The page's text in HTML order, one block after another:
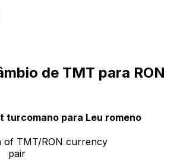
de TMT para RON
turcomano para Leu romeno
of TMT/RON currency
pair